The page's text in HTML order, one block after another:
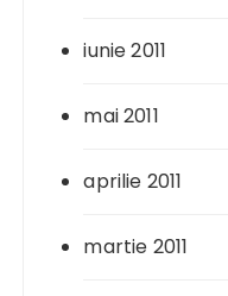
iunie 2011
mai 2011
aprilie 2011
martie 2011